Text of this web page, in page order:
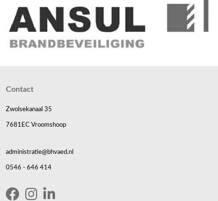
Contact
Zwolsekanaal 35
7681EC Vroomshoop
administratie@bhvaed.nl
0546 - 646 414